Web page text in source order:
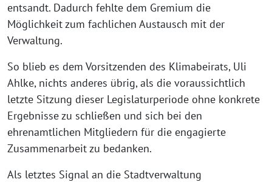
entsandt. Dadurch fehlte dem Gremium die
Möglichkeit zum fachlichen Austausch mit der
Verwaltung.
So blieb es dem Vorsitzenden des Klimabeirats, Uli
Ahlke, nichts anderes übrig, als die voraussichtlich
letzte Sitzung dieser Legislaturperiode ohne konkrete
Ergebnisse zu schließen und sich bei den
ehrenamtlichen Mitgliedern für die engagierte
Zusammenarbeit zu bedanken.
Als letztes Signal an die Stadtverwaltung